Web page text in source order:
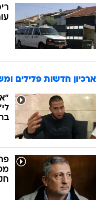
ארכיון חדשות פלילים